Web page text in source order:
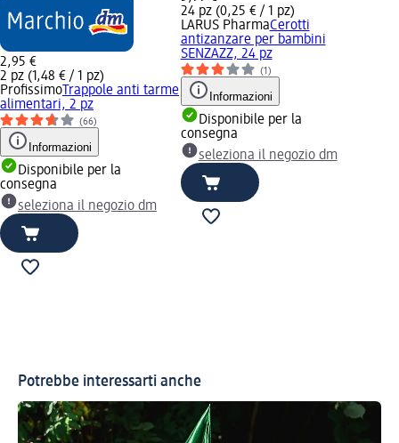
2,95 €
2 pz (1,48 € / 1 pz)
ProfissimoTrappole anti tarme
alimentari, 2 pz
(66)
Informazioni
Disponibile per la
consegna
seleziona il negozio dm
24 pz (0,25 € / 1 pz)
LARUS PharmaCerotti
antizanzare per bambini
SENZAZZ, 24 pz
(1)
Informazioni
Disponibile per la
consegna
seleziona il negozio dm
Potrebbe interessarti anche